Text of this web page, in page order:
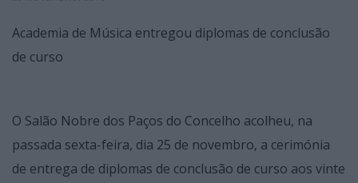
Academia de Música entregou diplomas de conclusão
de curso
O Salão Nobre dos Paços do Concelho acolheu, na
passada sexta-feira, dia 25 de novembro, a cerimónia
de entrega de diplomas de conclusão de curso aos vinte